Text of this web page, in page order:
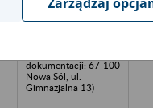
ARCHEON24 Spółka
dokumentacji: 67-100
Nowa Sól, ul.
Gimnazjalna 13)